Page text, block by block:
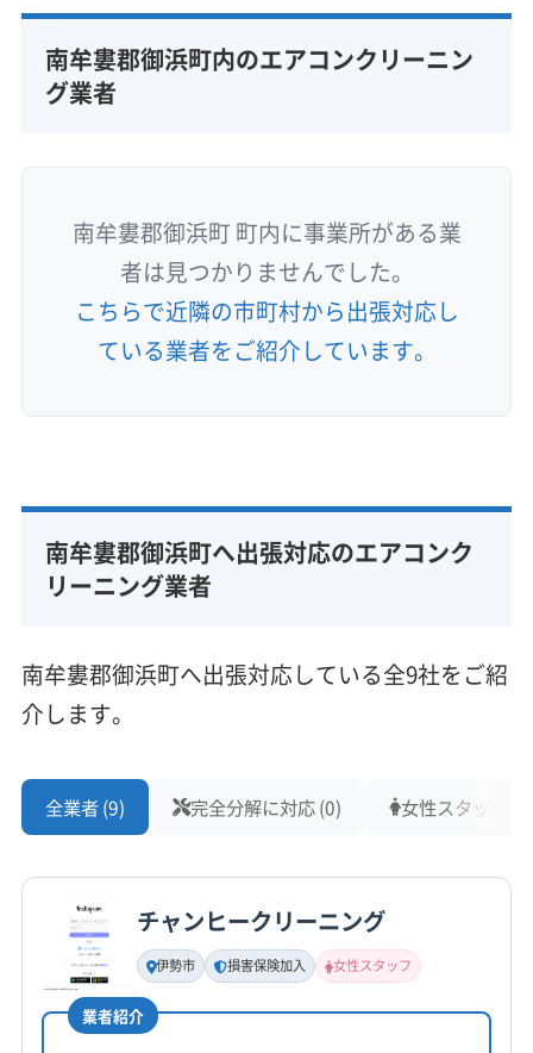
南牟婁郡御浜町内のエアコンクリーニン
グ業者
南牟婁郡御浜町 町内に事業所がある業
者は見つかりませんでした。
こちらで近隣の市町村から出張対応し
ている業者をご紹介しています。
南牟婁郡御浜町へ出張対応のエアコンク
リーニング業者
南牟婁郡御浜町へ出張対応している全9社をご紹
介します。
全業者 (9) 完全分解に対応 (0) 女性スタッフ在
チャンヒークリーニング
伊勢市 損害保険加入 女性スタッフ
業者紹介